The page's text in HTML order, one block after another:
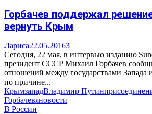
Горбачев поддержал
вернуть Крым
Лариса22.05.20163
Сегодня, 22 мая, в интервью изданию
президент СССР Михаил Горбачев
отношений между государствами Запада
по причине...
КрымзападВладимир Путин
Горбачевяновости
В России